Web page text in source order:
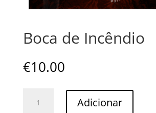
Boca de Incêndio
€10.00
Adicionar